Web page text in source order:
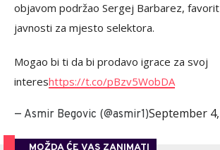
objavom podržao Sergej Barbarez,
javnosti za mjesto selektora.
Mogao bi ti da bi prodavo igrace za svoj
intereshttps://t.co/pBzv5WobDA
— Asmir Begovic (@asmir1)September
MOŽDA ĆE VAS ZANIMATI